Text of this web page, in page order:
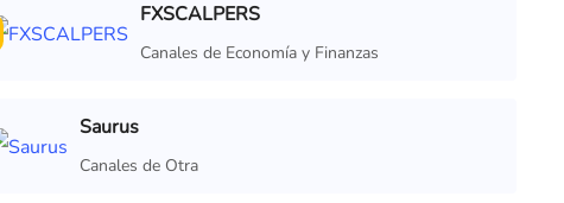
FXSCALPERS
Canales de Economía y Finanzas
Saurus
Canales de Otra